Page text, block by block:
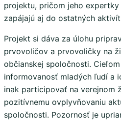
projektu, pričom jeho
zapájajú aj do ostatných
Projekt si dáva za úlohu
prvovoličov a prvovoličky na
občianskej spoločnosti.
informovanosť mladých ľudí a
inak participovať na verejnom
pozitívnemu ovplyvňovaniu
spoločnosti. Pozornosť je